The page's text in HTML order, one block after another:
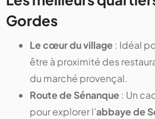
Gordes
Le cœur du village: Idéal
être à proximité des
du marché provençal.
Route de Sénanque: Un
pour explorer l’abbaye de